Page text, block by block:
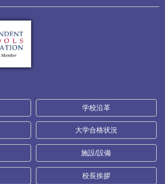
学校沿革
大学合格状況
施設/設備
校長挨拶